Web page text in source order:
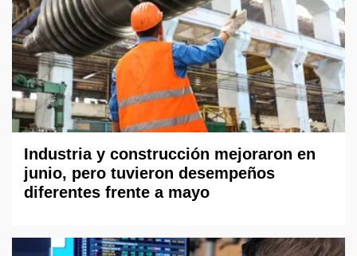
Industria y construcción mejoraron en
junio, pero tuvieron desempeños
diferentes frente a mayo